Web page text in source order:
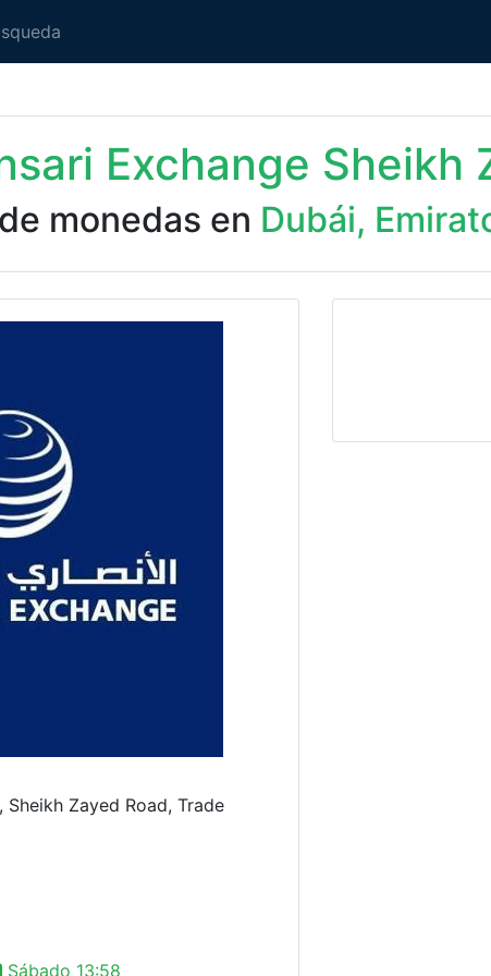
Exchange Sheikh
monedas en Dubái,
Zayed Road, Trade
Sábado 13:58